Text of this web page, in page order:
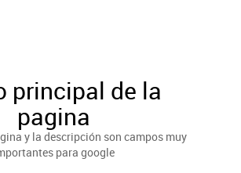
principal de la
pagina
y la descripción son campos muy
para google